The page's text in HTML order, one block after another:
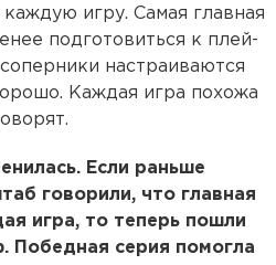
игру. Самая главная
подготовиться к плей-
настраиваются
Каждая игра похожа
Если раньше
говорили, что главная
игра, то теперь пошли
Победная серия помогла